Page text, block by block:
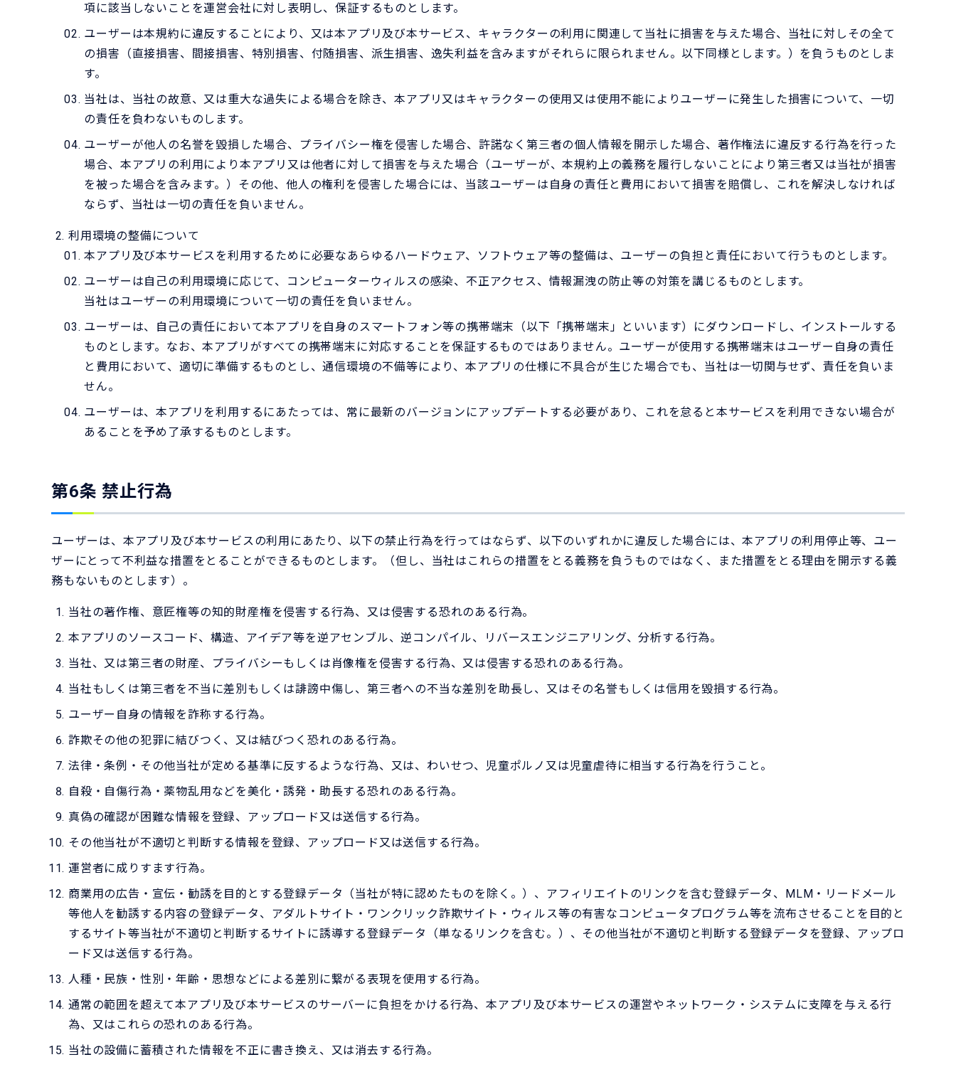
項に該当しないことを運営会社に対し表明し、保証するものとします。
ユーザーは本規約に違反することにより、又は本アプリ及び本サービス、キャラクターの利用に関連して当社に損害を与えた場合、当社に対しその全て
の損害（直接損害、間接損害、特別損害、付随損害、派生損害、逸失利益を含みますがそれらに限られません。以下同様とします。）を負うものとしま
す。
当社は、当社の故意、又は重大な過失による場合を除き、本アプリ又はキャラクターの使用又は使用不能によりユーザーに発生した損害について、一切
の責任を負わないものします。
ユーザーが他人の名誉を毀損した場合、プライバシー権を侵害した場合、許諾なく第三者の個人情報を開示した場合、著作権法に違反する行為を行った
場合、本アプリの利用により本アプリ又は他者に対して損害を与えた場合（ユーザーが、本規約上の義務を履行しないことにより第三者又は当社が損害
を被った場合を含みます。）その他、他人の権利を侵害した場合には、当該ユーザーは自身の責任と費用において損害を賠償し、これを解決しなければ
ならず、当社は一切の責任を負いません。
利用環境の整備について
本アプリ及び本サービスを利用するために必要なあらゆるハードウェア、ソフトウェア等の整備は、ユーザーの負担と責任において行うものとします。
ユーザーは自己の利用環境に応じて、コンピューターウィルスの感染、不正アクセス、情報漏洩の防止等の対策を講じるものとします。
当社はユーザーの利用環境について一切の責任を負いません。
ユーザーは、自己の責任において本アプリを自身のスマートフォン等の携帯端末（以下「携帯端末」といいます）にダウンロードし、インストールする
ものとします。なお、本アプリがすべての携帯端末に対応することを保証するものではありません。ユーザーが使用する携帯端末はユーザー自身の責任
と費用において、適切に準備するものとし、通信環境の不備等により、本アプリの仕様に不具合が生じた場合でも、当社は一切関与せず、責任を負いま
せん。
ユーザーは、本アプリを利用するにあたっては、常に最新のバージョンにアップデートする必要があり、これを怠ると本サービスを利用できない場合が
あることを予め了承するものとします。
第6条 禁止行為
ユーザーは、本アプリ及び本サービスの利用にあたり、以下の禁止行為を行ってはならず、以下のいずれかに違反した場合には、本アプリの利用停止等、ユー
ザーにとって不利益な措置をとることができるものとします。（但し、当社はこれらの措置をとる義務を負うものではなく、また措置をとる理由を開示する義
務もないものとします）。
当社の著作権、意匠権等の知的財産権を侵害する行為、又は侵害する恐れのある行為。
本アプリのソースコード、構造、アイデア等を逆アセンブル、逆コンパイル、リバースエンジニアリング、分析する行為。
当社、又は第三者の財産、プライバシーもしくは肖像権を侵害する行為、又は侵害する恐れのある行為。
当社もしくは第三者を不当に差別もしくは誹謗中傷し、第三者への不当な差別を助長し、又はその名誉もしくは信用を毀損する行為。
ユーザー自身の情報を詐称する行為。
詐欺その他の犯罪に結びつく、又は結びつく恐れのある行為。
法律・条例・その他当社が定める基準に反するような行為、又は、わいせつ、児童ポルノ又は児童虐待に相当する行為を行うこと。
自殺・自傷行為・薬物乱用などを美化・誘発・助長する恐れのある行為。
真偽の確認が困難な情報を登録、アップロード又は送信する行為。
その他当社が不適切と判断する情報を登録、アップロード又は送信する行為。
運営者に成りすます行為。
商業用の広告・宣伝・勧誘を目的とする登録データ（当社が特に認めたものを除く。）、アフィリエイトのリンクを含む登録データ、MLM・リードメール
等他人を勧誘する内容の登録データ、アダルトサイト・ワンクリック詐欺サイト・ウィルス等の有害なコンピュータプログラム等を流布させることを目的と
するサイト等当社が不適切と判断するサイトに誘導する登録データ（単なるリンクを含む。）、その他当社が不適切と判断する登録データを登録、アップロ
ード又は送信する行為。
人種・民族・性別・年齢・思想などによる差別に繋がる表現を使用する行為。
通常の範囲を超えて本アプリ及び本サービスのサーバーに負担をかける行為、本アプリ及び本サービスの運営やネットワーク・システムに支障を与える行
為、又はこれらの恐れのある行為。
当社の設備に蓄積された情報を不正に書き換え、又は消去する行為。